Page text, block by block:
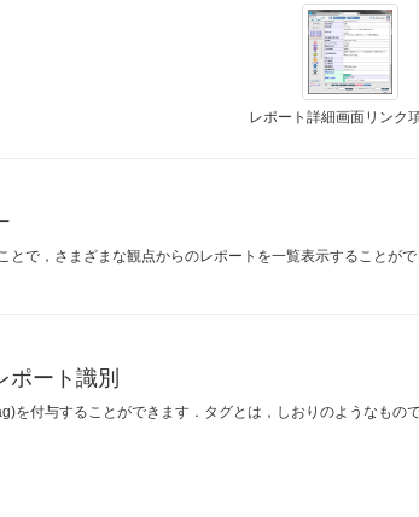
レポート詳細画面リンク
とで，さまざまな観点からのレポートを一覧表示することがで
ポート識別
を付与することができます．タグとは，しおりのようなもの